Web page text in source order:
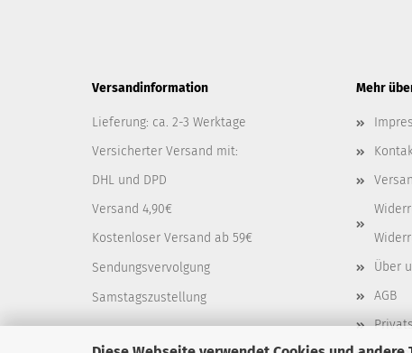
Versandinformation
Lieferung: ca. 2-3 Werktage
Versicherter Versand mit:
DHL und DPD
Versand 4,90€
Kostenloser Versand ab 59€
Sendungsvervolgung
Samstagszustellung
Mehr
Über
AGB